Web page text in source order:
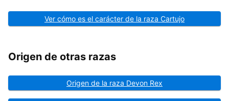
Ver cómo es el carácter de la raza Cartujo
Origen de otras razas
Origen de la raza Devon Rex